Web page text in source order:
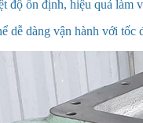
ổn định, hiệu quả làm
dàng vận hành với tốc